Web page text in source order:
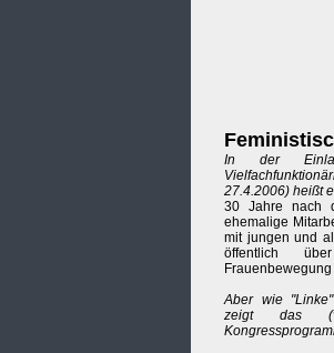
In der
27.4.2006) heißt
30 Jahre nach
ehemalige
mit jungen und
öffentlich
Aber wie
zeigt das